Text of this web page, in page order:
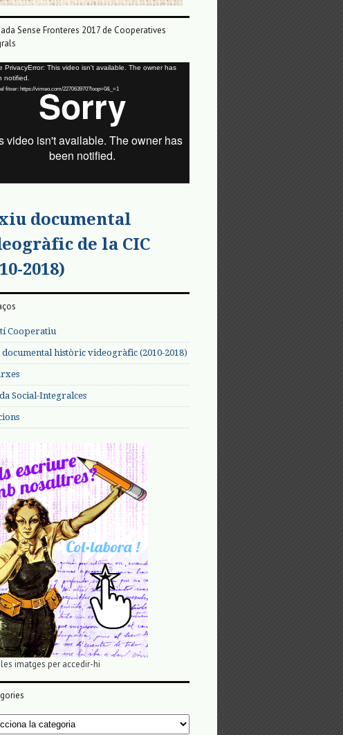
Sense Fronteres 2017 de Cooperatives
PrivacyError: This video isn't available. The owner has
notified.
fitxer: https://vimeo.com/227063970?loop=0&_=1
documental
de la CIC
2018)
Cooperatiu
històric videogràfic (2010-2018)
Social-Integralces
imatges per accedir-hi